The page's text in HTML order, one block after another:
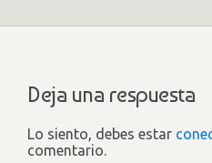
Deja una respuesta
Lo siento, debes estar
comentario.